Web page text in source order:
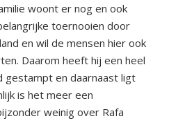
woont er nog en ook
toernooien door
en wil de mensen hier ook
Daarom heeft hij een heel
en daarnaast ligt
is het meer een
weinig over Rafa